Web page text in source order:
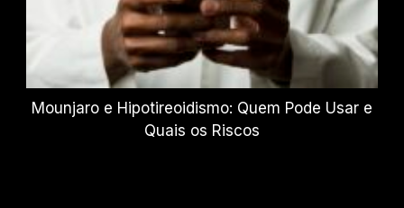
Mounjaro e Hipotireoidismo: Quem Pode Usar e
Quais os Riscos